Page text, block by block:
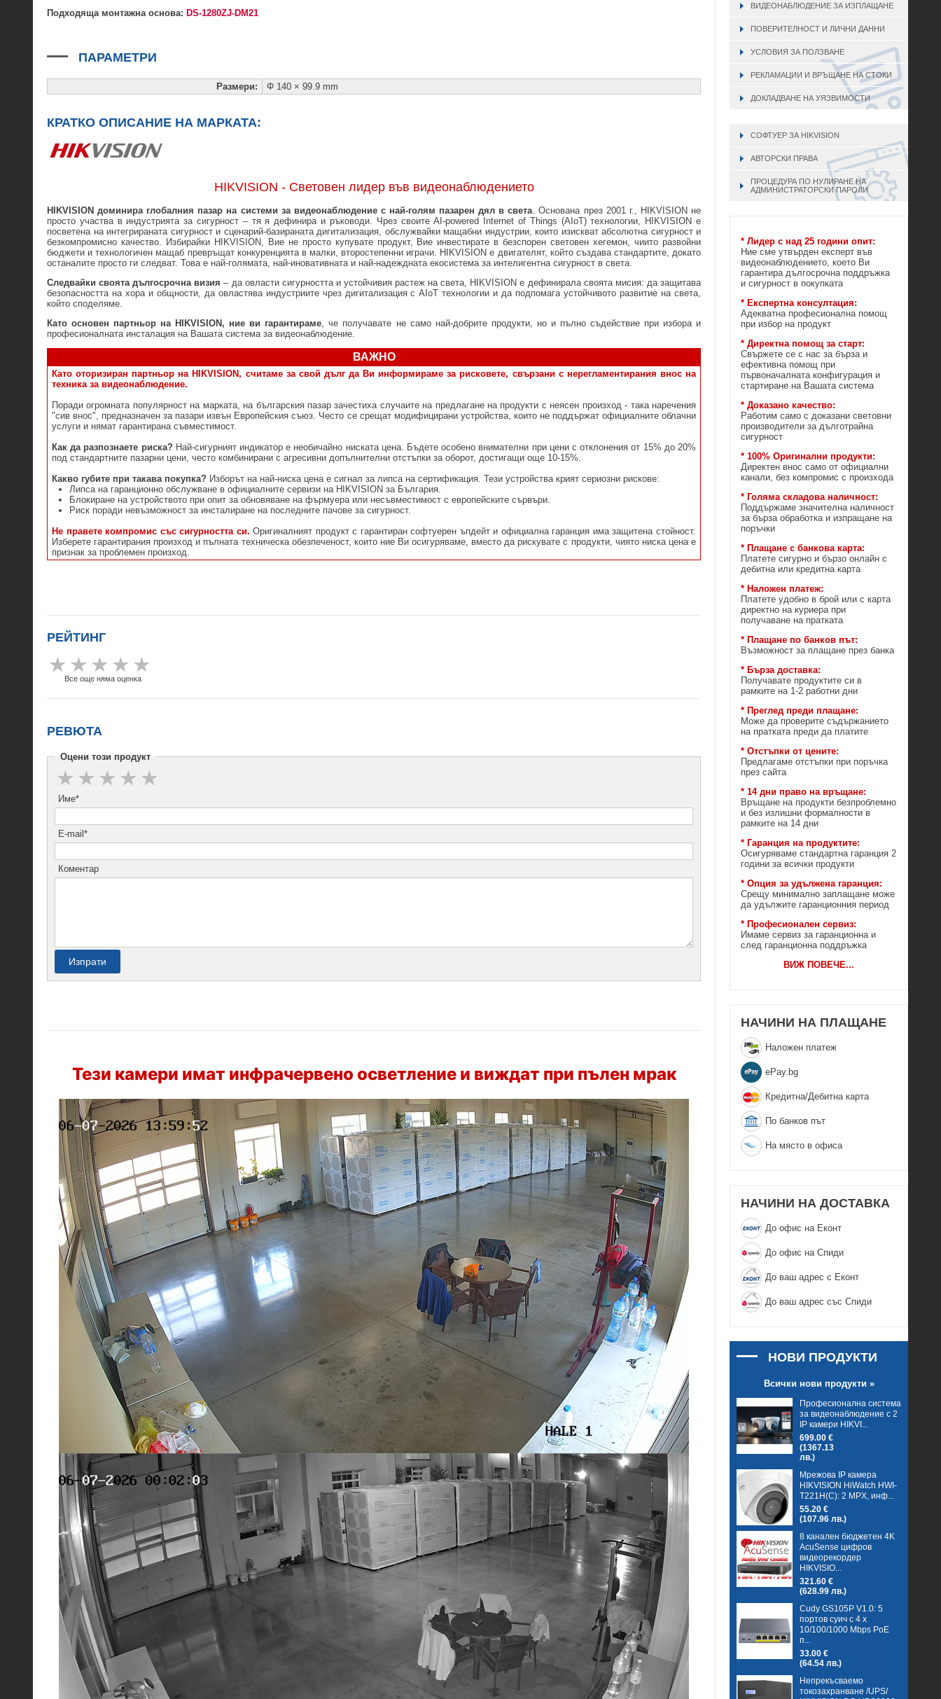
Подходяща монтажна основа: DS-1280ZJ-DM21
ПАРАМЕТРИ
Размери: Φ 140 × 99.9 mm
КРАТКО ОПИСАНИЕ НА МАРКАТА:
HIKVISION - Световен лидер във видеонаблюдението
HIKVISION доминира глобалния пазар на системи за видеонаблюдение с най-голям пазарен дял в света. Основана през 2001 г., HIKVISION не
просто участва в индустрията за сигурност – тя я дефинира и ръководи. Чрез своите AI-powered Internet of Things (AIoT) технологии, HIKVISION е
посветена на интегрираната сигурност и сценарий-базираната дигитализация, обслужвайки мащабни индустрии, които изискват абсолютна сигурност и
безкомпромисно качество. Избирайки HIKVISION, Вие не просто купувате продукт, Вие инвестирате в безспорен световен хегемон, чиито развойни
бюджети и технологичен мащаб превръщат конкуренцията в малки, второстепенни играчи. HIKVISION е двигателят, който създава стандартите, докато
останалите просто ги следват. Това е най-голямата, най-иновативната и най-надеждната екосистема за интелигентна сигурност в света.
Следвайки своята дългосрочна визия – да овласти сигурността и устойчивия растеж на света, HIKVISION е дефинирала своята мисия: да защитава
безопасността на хора и общности, да овластява индустриите чрез дигитализация с AIoT технологии и да подпомага устойчивото развитие на света,
който споделяме.
Като основен партньор на HIKVISION, ние ви гарантираме, че получавате не само най-добрите продукти, но и пълно съдействие при избора и
професионалната инсталация на Вашата система за видеонаблюдение.
ВАЖНО
Като оторизиран партньор на HIKVISION, считаме за свой дълг да Ви информираме за рисковете, свързани с нерегламентирания внос на
техника за видеонаблюдение.
Поради огромната популярност на марката, на българския пазар зачестиха случаите на предлагане на продукти с неясен произход - така наречения
"сив внос", предназначен за пазари извън Европейския съюз. Често се срещат модифицирани устройства, които не поддържат официалните облачни
услуги и нямат гарантирана съвместимост.
Как да разпознаете риска?Най-сигурният индикатор е необичайно ниската цена. Бъдете особено внимателни при цени с отклонения от 15% до 20%
под стандартните пазарни цени, често комбинирани с агресивни допълнителни отстъпки за оборот, достигащи още 10-15%.
Какво губите при такава покупка? Изборът на най-ниска цена е сигнал за липса на сертификация. Тези устройства крият сериозни рискове:
Липса на гаранционно обслужване в официалните сервизи на HIKVISION за България.
Блокиране на устройството при опит за обновяване на фърмуера или несъвместимост с европейските сървъри.
Риск поради невъзможност за инсталиране на последните пачове за сигурност.
Не правете компромис със сигурността си. Оригиналният продукт с гарантиран софтуерен ъпдейт и официална гаранция има защитена стойност.
Изберете гарантирания произход и пълната техническа обезпеченост, които ние Ви осигуряваме, вместо да рискувате с продукти, чиято ниска цена е
признак за проблемен произход.
РЕЙТИНГ
Все още няма оценка
РЕВЮТА
Оцени този продукт
Име*
E-mail*
Коментар
Изпрати
Тези камери имат инфрачервено осветление и виждат при пълен мрак
ВИДЕОНАБЛЮДЕНИЕ ЗА ИЗПЛАЩАНЕ
ПОВЕРИТЕЛНОСТ И ЛИЧНИ ДАННИ
УСЛОВИЯ ЗА ПОЛЗВАНЕ
РЕКЛАМАЦИИ И ВРЪЩАНЕ НА СТОКИ
ДОКЛАДВАНЕ НА УЯЗВИМОСТИ
СОФТУЕР ЗА HIKVISION
АВТОРСКИ ПРАВА
ПРОЦЕДУРА ПО НУЛИРАНЕ НА
АДМИНИСТРАТОРСКИ ПАРОЛИ
* Лидер с над 25 години опит:
Ние сме утвърден експерт във
видеонаблюдението, което Ви
гарантира дългосрочна поддръжка
и сигурност в покупката
* Експертна консултация:
Адекватна професионална помощ
при избор на продукт
* Директна помощ за старт:
Свържете се с нас за бърза и
ефективна помощ при
първоначалната конфигурация и
стартиране на Вашата система
* Доказано качество:
Работим само с доказани световни
производители за дълготрайна
сигурност
* 100% Оригинални продукти:
Директен внос само от официални
канали, без компромис с произхода
* Голяма складова наличност:
Поддържаме значителна наличност
за бърза обработка и изпращане на
поръчки
* Плащане с банкова карта:
Платете сигурно и бързо онлайн с
дебитна или кредитна карта
* Наложен платеж:
Платете удобно в брой или с карта
директно на куриера при
получаване на пратката
* Плащане по банков път:
Възможност за плащане през банка
* Бърза доставка:
Получавате продуктите си в
рамките на 1-2 работни дни
* Преглед преди плащане:
Може да проверите съдържанието
на пратката преди да платите
* Отстъпки от цените:
Предлагаме отстъпки при поръчка
през сайта
* 14 дни право на връщане:
Връщане на продукти безпроблемно
и без излишни формалности в
рамките на 14 дни
* Гаранция на продуктите:
Осигуряваме стандартна гаранция 2
години за всички продукти
* Опция за удължена гаранция:
Срещу минимално заплащане може
да удължите гаранционния период
* Професионален сервиз:
Имаме сервиз за гаранционна и
след гаранционна поддръжка
ВИЖ ПОВЕЧЕ...
НАЧИНИ НА ПЛАЩАНЕ
Наложен платеж
еPay.bg
Кредитна/Дебитна карта
По банков път
На място в офиса
НАЧИНИ НА ДОСТАВКА
До офис на Еконт
До офис на Спиди
До ваш адрес с Еконт
До ваш адрес със Спиди
НОВИ ПРОДУКТИ
Всички нови продукти »
Професионална система
за видеонаблюдение с 2
IP камери HIKVI...
699.00 €
(1367.13
лв.)
Мрежова IP камера
HIKVISION HiWatch HWI-
T221H(C): 2 MPX, инф...
55.20 €
(107.96 лв.)
8 канален бюджетен 4K
AcuSense цифров
видеорекордер
HIKVISIO...
321.60 €
(628.99 лв.)
Cudy GS105P V1.0: 5
портов суич с 4 x
10/100/1000 Mbps PoE
п...
33.00 €
(64.54 лв.)
Непрекъсваемо
токозахранване /UPS/